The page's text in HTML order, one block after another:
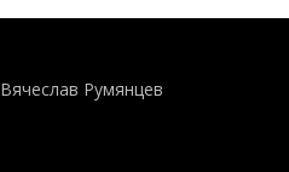
Вячеслав Румянцев